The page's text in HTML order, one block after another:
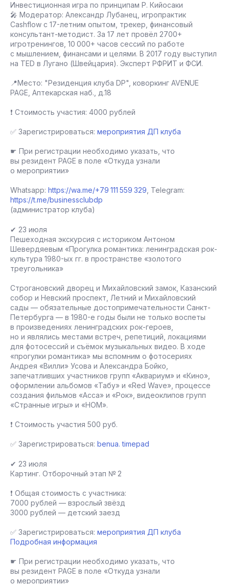
Инвестиционная игра по принципам Р. Кийосаки
🎤 Модератор: Александр Лубанец, игропрактик
Cashflow c 17-летним опытом, трекер, финансовый
консультант-методист. За 17 лет провёл 2700+
игротренингов, 10 000+ часов сессий по работе
с мышлением, финансами и целями. В 2017 году выступил
на TED в Лугано (Швейцария). Эксперт РФРИТ и ФСИ.
📍Место: "Резиденция клуба DP", коворкинг AVENUE
PAGE, Аптекарская наб., д.18
❗ Стоимость участия: 4000 рублей
✅ Зарегистрироваться: мероприятия ДП клуба
☛ При регистрации необходимо указать, что
вы резидент PAGE в поле «Откуда узнали
о мероприятии»
Whatsapp: https://wa.me/+79 111 559 329 , Telegram:
https://t.me/businessclubdp
(администратор клуба)
✔ 23 июля
Пешеходная экскурсия с историком Антоном
Шевердяевым «Прогулка романтика: ленинградская рок-
культура 1980-ых гг. в пространстве «золотого
треугольника»
Строгановский дворец и Михайловский замок, Казанский
собор и Невский проспект, Летний и Михайловский
сады — обязательные достопримечательности Санкт-
Петербурга — в 1980-е годы были не только воспеты
в произведениях ленинградских рок-героев,
но и являлись местами встреч, репетиций, локациями
для фотосессий и съёмок музыкальных видео. В ходе
«прогулки романтика» мы вспомним о фотосериях
Андрея «Вилли» Усова и Александра Бойко,
запечатливших участников групп «Аквариум» и «Кино»,
оформлении альбомов «Табу» и «Red Wave», процессе
создания фильмов «Асса» и «Рок», видеоклипов групп
«Странные игры» и «НОМ».
❗ Стоимость участия 500 руб.
✅ Зарегистрироваться: benua. timepad
✔ 23 июля
Картинг. Отборочный этап № 2
❗ Общая стоимость с участника:
7000 рублей — взрослый звёзд
3000 рублей — детский заезд
✅ Зарегистрироваться: мероприятия ДП клуба
Подробная информация
☛ При регистрации необходимо указать, что
вы резидент PAGE в поле «Откуда узнали
о мероприятии»